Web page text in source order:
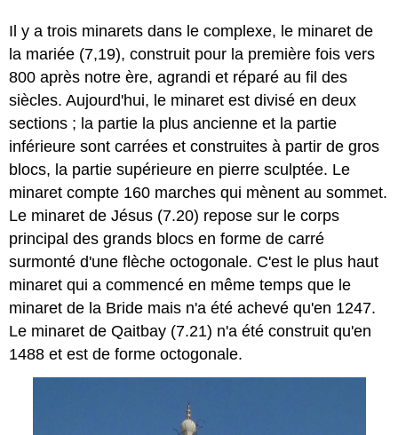
Il y a trois minarets dans le complexe, le minaret de
la mariée (7,19), construit pour la première fois vers
800 après notre ère, agrandi et réparé au fil des
siècles. Aujourd'hui, le minaret est divisé en deux
sections ; la partie la plus ancienne et la partie
inférieure sont carrées et construites à partir de gros
blocs, la partie supérieure en pierre sculptée. Le
minaret compte 160 marches qui mènent au sommet.
Le minaret de Jésus (7.20) repose sur le corps
principal des grands blocs en forme de carré
surmonté d'une flèche octogonale. C'est le plus haut
minaret qui a commencé en même temps que le
minaret de la Bride mais n'a été achevé qu'en 1247.
Le minaret de Qaitbay (7.21) n'a été construit qu'en
1488 et est de forme octogonale.